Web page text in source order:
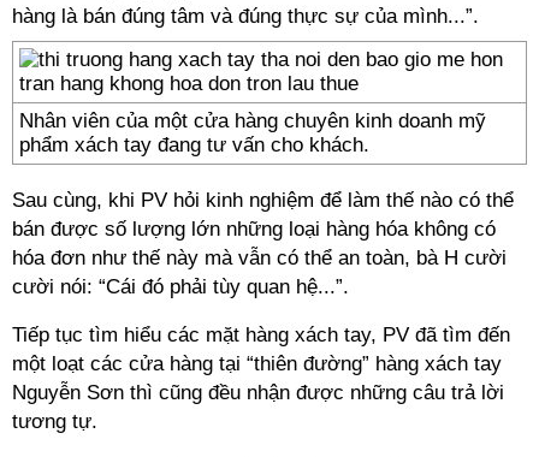
hàng là bán đúng tâm và đúng thực sự của mình...”.
Nhân viên của một cửa hàng chuyên kinh doanh mỹ
phẩm xách tay đang tư vấn cho khách.
Sau cùng, khi PV hỏi kinh nghiệm để làm thế nào có thể
bán được số lượng lớn những loại hàng hóa không có
hóa đơn như thế này mà vẫn có thể an toàn, bà H cười
cười nói: “Cái đó phải tùy quan hệ...”.
Tiếp tục tìm hiểu các mặt hàng xách tay, PV đã tìm đến
một loạt các cửa hàng tại “thiên đường” hàng xách tay
Nguyễn Sơn thì cũng đều nhận được những câu trả lời
tương tự.